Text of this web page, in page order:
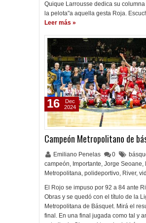
Quique Larrousse dedica su columna
la pelota"a aquella gesta Roja.
Leer más »
Campeón Metropolitano de
Emiliano Penelas 0
campeón, Importante, Jorge Seoane,
Metropolitana, polideportivo, River,
El Rojo se impuso por 92 a 84 ante
Obras y se quedó con el título de la
Metropolitana de Básquet. Mirá el
final. En una final jugada como tal y
16
Dec
2024